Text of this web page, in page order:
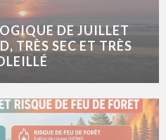
DE JUILLET
TRÈS SEC ET TRÈS